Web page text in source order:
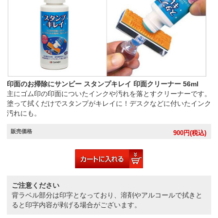
印面のお掃除にサンビー スタンプキレイ 印面クリーナー 56ml
主にゴム印の印面についたインクや汚れを落とすクリーナーです。
塗って拭くだけでスタンプがキレイに！デスクなどに付いたインク
汚れにも。
販売価格 900円(税込)
ご注意ください
背ラベル部分は印字となっており、溶剤やアルコールで拭きと
ると印字内容が剥げる場合がございます。